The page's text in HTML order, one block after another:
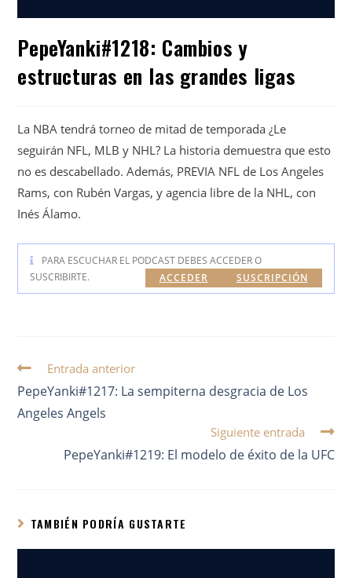
PepeYanki#1218: Cambios y
estructuras en las grandes ligas
La NBA tendrá torneo de mitad de temporada ¿Le
seguirán NFL, MLB y NHL? La historia demuestra que esto
no es descabellado. Además, PREVIA NFL de Los Angeles
Rams, con Rubén Vargas, y agencia libre de la NHL, con
Inés Álamo.
PARA ESCUCHAR EL PODCAST DEBES ACCEDER O
SUSCRIBIRTE.
SUSCRIPCIÓN
ACCEDER
Entrada anterior
PepeYanki#1217: La sempiterna desgracia de Los
Angeles Angels
Siguiente entrada
PepeYanki#1219: El modelo de éxito de la UFC
TAMBIÉN PODRÍA GUSTARTE